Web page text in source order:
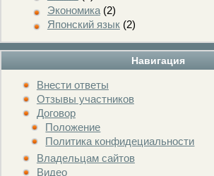
Экономика(2)
Японский язык(2)
Навигация
Внести ответы
Отзывы участников
Договор
Положение
Политика конфидециальности
Владельцам сайтов
Видео